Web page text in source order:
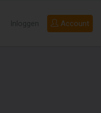
Account
Inloggen